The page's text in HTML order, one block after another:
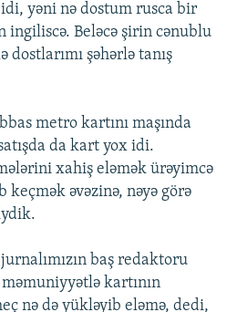
yəni nə dostum rusca bir
ingiliscə. Beləcə şirin cənublu
şəhərlə tanış
metro kartını maşında
da kart yox idi.
xahiş eləmək ürəyimcə
əvəzinə, nəyə görə
baş redaktoru
kartının
nə də yükləyib eləmə, dedi,